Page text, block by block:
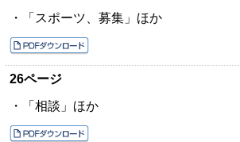
・「スポーツ、募集」ほか
26ページ
・「相談」ほか